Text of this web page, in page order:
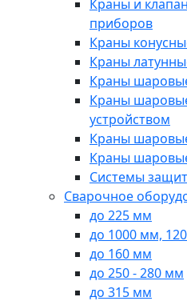
Краны и
приборов
Краны
Краны
Краны
Краны
устройством
Краны
Краны
Системы
Сварочное
до 225 мм
до 1000 мм,
до 160 мм
до 250 - 280 мм
до 315 мм